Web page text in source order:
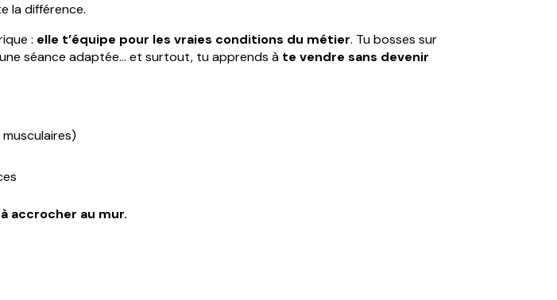
la différence.
: elle t’équipe pour les vraies conditions du métier. Tu bosses sur
séance adaptée… et surtout, tu apprends à te vendre sans devenir
accrocher au mur.